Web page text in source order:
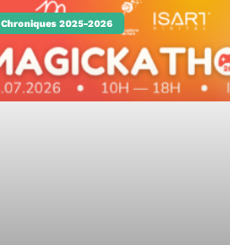
Chroniques 2025-2026